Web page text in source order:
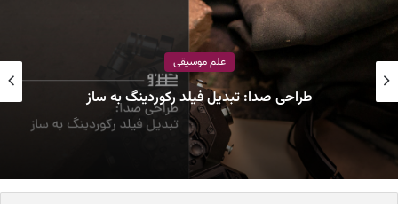
چرا خرید گیتار دست دوم؟ مزایا و
معایب
خرید گیتار دست دوم
مزایای زیادی دارد. مهمترین مزیت، صرفه جویی
قابل توجه در هزینه است. گیتارهای دست دوم معمولا با قیمتی پایینتر
از مدل‌های نو به فروش میرسند، حتی اگر در شرایط بسیار خوبی باشند.
این فرصت به شما امکان میدهد که یک ساز باکیفیت از یک برند معتبر را
علم موسیقی
طراحی صدا: تبدیل فیلد رکوردینگ به ساز